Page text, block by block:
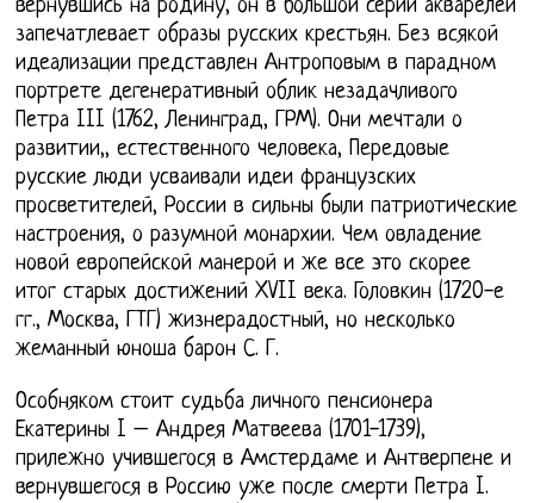
вернувшись на родину, он в большой серии акварелей
запечатлевает образы русских крестьян. Без всякой
идеализации представлен Антроповым в парадном
портрете дегенеративный облик незадачливого
Петра III (1762, Ленинград, ГРМ). Они мечтали о
развитии,, естественного человека, Передовые
русские люди усваивали идеи французских
просветителей, России в сильны были патриотические
настроения, о разумной монархии. Чем овладение
новой европейской манерой и же все это скорее
итог старых достижений XVII века. Головкин (1720-е
гг., Москва, ГТГ) жизнерадостный, но несколько
жеманный юноша барон С. Г.
Особняком стоит судьба личного пенсионера
Екатерины I – Андрея Матвеева (1701-1739),
прилежно учившегося в Амстердаме и Антверпене и
вернувшегося в Россию уже после смерти Петра I.